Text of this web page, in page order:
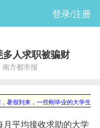
登录/注册
人求职被骗财
方都市报
暑假到来，一些刚毕业的大学生
平均接收求助的大学